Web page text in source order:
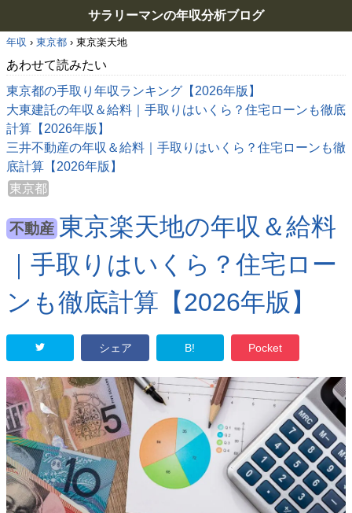
サラリーマンの年収分析ブログ
年収 › 東京都 › 東京楽天地
あわせて読みたい
東京都の手取り年収ランキング【2026年版】
大東建託の年収＆給料｜手取りはいくら？住宅ローンも徹底
計算【2026年版】
三井不動産の年収＆給料｜手取りはいくら？住宅ローンも徹
底計算【2026年版】
東京都
不動産 東京楽天地の年収＆給料
｜手取りはいくら？住宅ロー
ンも徹底計算【2026年版】
シェア B! Pocket